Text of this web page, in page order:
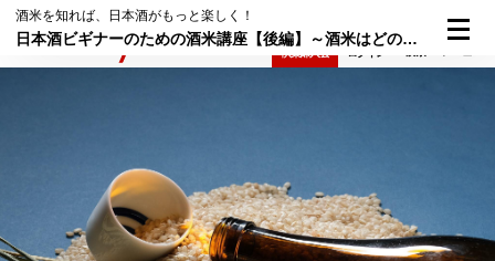
酒米を知れば、日本酒がもっと楽しく！
日本酒ビギナーのための酒米講座【後編】～酒米はどのようにしてつくられるのか？